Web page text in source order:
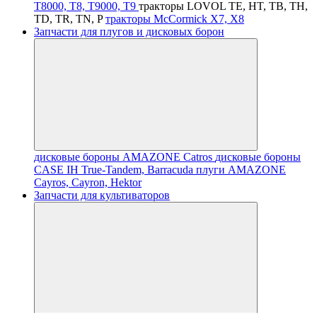
T8000, T8, T9000, T9 тракторы LOVOL TE, HT, TB, TH,
TD, TR, TN, Pтракторы McCormick X7, X8
Запчасти для плугов и дисковых борон
дисковые бороны AMAZONE Catros дисковые бороны
CASE IH True-Tandem, Barracuda плуги AMAZONE
Cayros, Cayron, Hektor
Запчасти для культиваторов